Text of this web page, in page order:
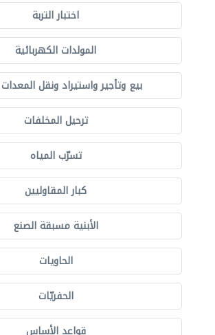
اختبار التربة
المولدات الكهربائية
بيع وتأجير واستيراد ونقل
ترحيل المخلفات
تسرّب المياه
كبار المقاوليين
الأبنية مسبقة الصنع
الحاويات
الحفريّات
قواعد الأساس